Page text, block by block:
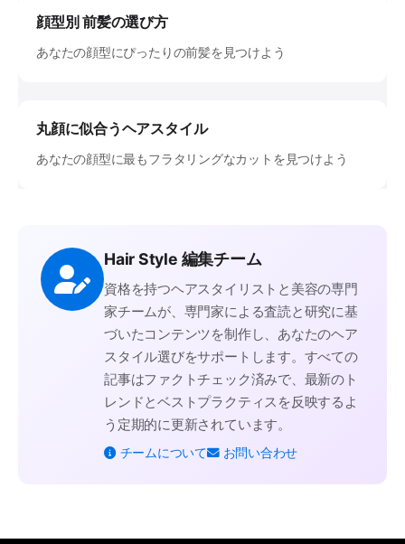
顔型別 前髪の選び方
あなたの顔型にぴったりの前髪を見つけよう
丸顔に似合うヘアスタイル
あなたの顔型に最もフラタリングなカットを見つけよう
Hair Style 編集チーム
資格を持つヘアスタイリストと美容の専門
家チームが、専門家による査読と研究に基
づいたコンテンツを制作し、あなたのヘア
スタイル選びをサポートします。すべての
記事はファクトチェック済みで、最新のト
レンドとベストプラクティスを反映するよ
う定期的に更新されています。
チームについて お問い合わせ